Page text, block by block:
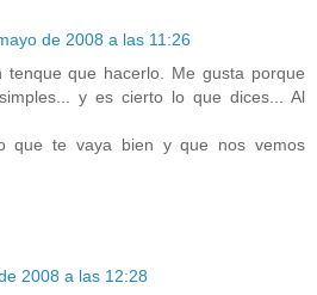
de 2008 a las 11:26
tenque que hacerlo. Me gusta porque
y es cierto lo que dices... Al
que te vaya bien y que nos vemos
2008 a las 12:28